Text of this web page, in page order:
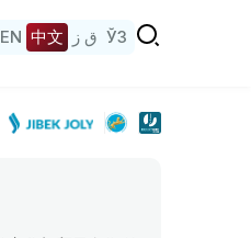
EN 中文 ق ز ЎЗ